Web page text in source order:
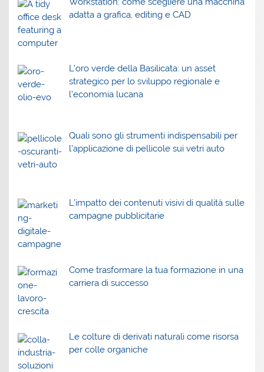
adatta a grafica, editing e CAD
L’oro verde della Basilicata: un asset
strategico per lo sviluppo regionale e
l’economia lucana
Quali sono gli strumenti indispensabili per
l’applicazione di pellicole sui vetri auto
L’impatto dei contenuti visivi di qualità sulle
campagne pubblicitarie
Come trasformare la tua formazione in una
carriera di successo
Le colture di derivati naturali come risorsa
per colle organiche